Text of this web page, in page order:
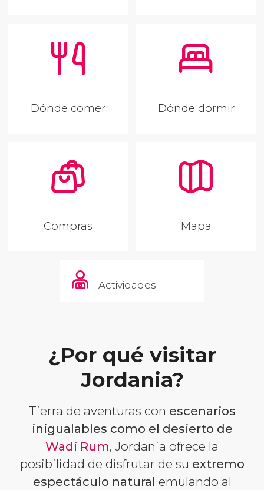
Dónde comer Dónde dormir
Compras Mapa
Actividades
¿Por qué visitar
Jordania?
Tierra de aventuras con escenarios
inigualables como el desierto de
Wadi Rum, Jordania ofrece la
posibilidad de disfrutar de su extremo
espectáculo natural emulando al